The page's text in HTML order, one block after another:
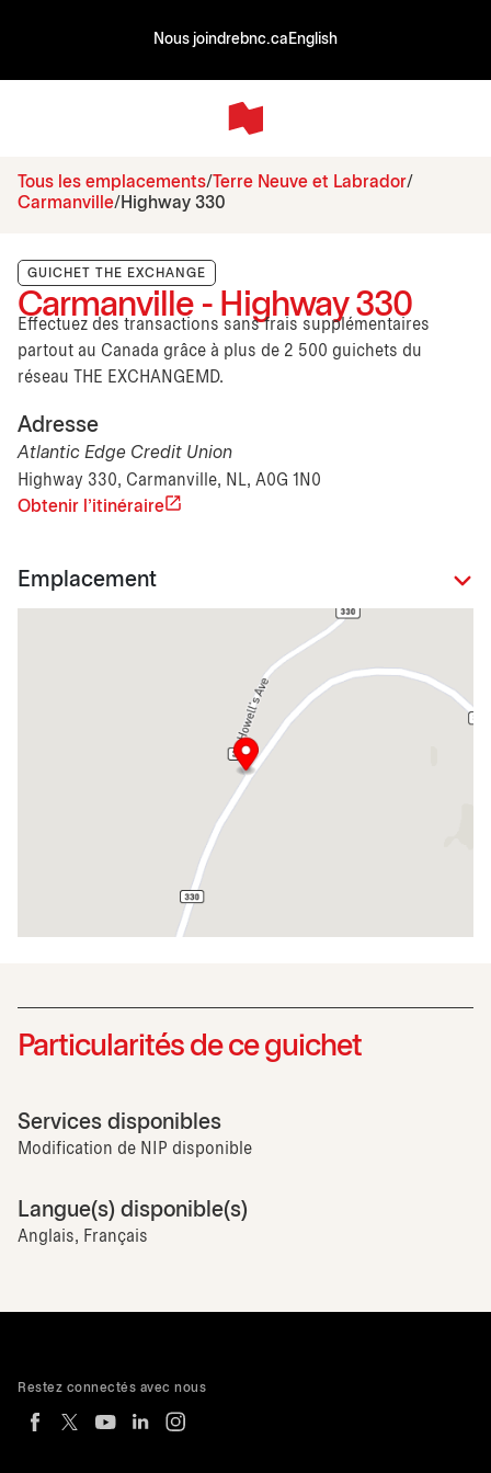
Nous joindrebnc.ca English
Tous les emplacements Terre Neuve et Labrador
Carmanville Highway 330
GUICHET THE EXCHANGE
Carmanville - Highway 330
Effectuez des transactions sans frais supplémentaires
partout au Canada grâce à plus de 2 500 guichets du
réseau THE EXCHANGEMD.
Adresse
Atlantic Edge Credit Union
Highway 330, Carmanville, NL, A0G 1N0
Obtenir l'itinéraire
Emplacement
Particularités de ce guichet
Services disponibles
Modification de NIP disponible
Langue(s) disponible(s)
Anglais, Français
Restez connectés avec nous